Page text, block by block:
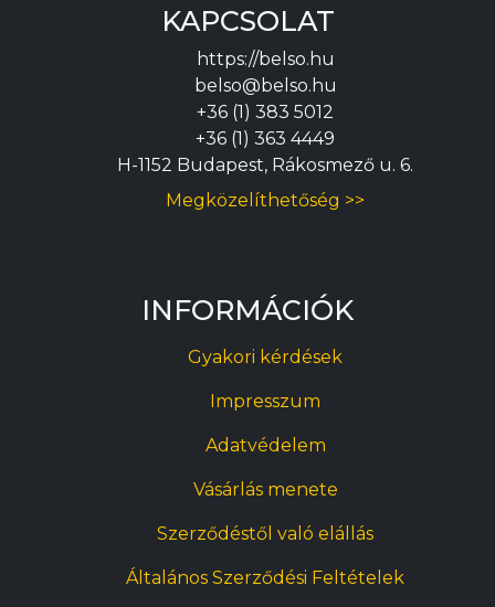
KAPCSOLAT
https://belso.hu
belso@belso.hu
+36 (1) 383 5012
+36 (1) 363 4449
H-1152 Budapest, Rákosmező u. 6.
Megközelíthetőség >>
INFORMÁCIÓK
Gyakori kérdések
Impresszum
Adatvédelem
Vásárlás menete
Szerződéstől való elállás
Általános Szerződési Feltételek